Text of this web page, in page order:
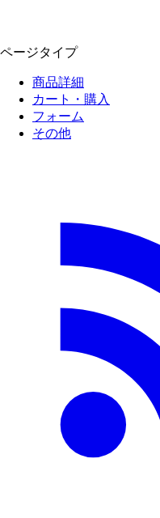
ページタイプ
商品詳細
カート・購入
フォーム
その他